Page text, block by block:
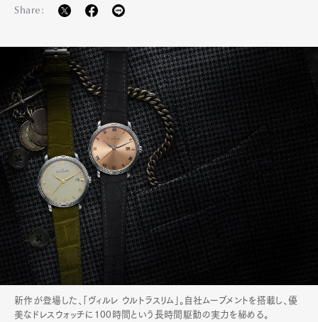
Share:
新作が登場した、「ヴィルレ ウルトラスリム」。自社ムーブメントを搭載し、優
美なドレスウォッチに100時間という長時間駆動の実力を秘める。